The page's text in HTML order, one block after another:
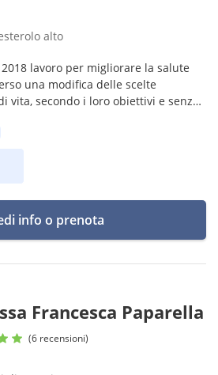
alto
lavoro per migliorare la salute
una modifica delle scelte
vita, secondo i loro obiettivi e senza
info o prenota
Francesca Paparella
(6 recensioni)